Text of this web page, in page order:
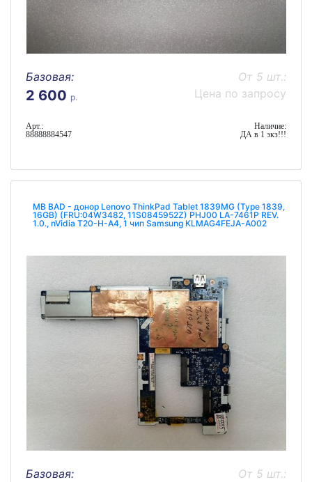
Базовая:
2 600 р.
От 5 шт.:
Цена по запросу
Арт.:
88888884547
Наличие:
ДА в 1 экз!!!
MB BAD - донор Lenovo ThinkPad Tablet 1839MG (Type 1839,
16GB) (FRU:04W3482, 11S0845952Z) PHJ00 LA-7461P REV.
1.0., nVidia T20-H-A4, 1 чип Samsung KLMAG4FEJA-A002
Базовая:
От 5 шт.: